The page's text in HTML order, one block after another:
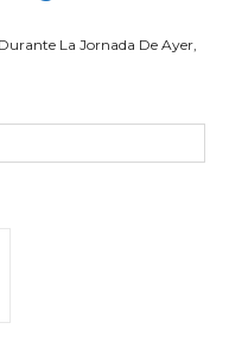
La Jornada De Ayer,